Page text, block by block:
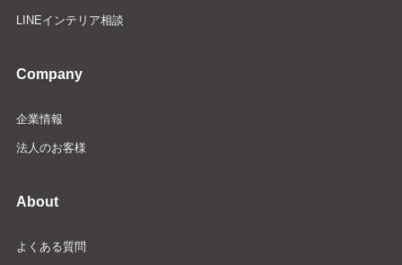
LINEインテリア相談
Company
企業情報
法人のお客様
About
よくある質問